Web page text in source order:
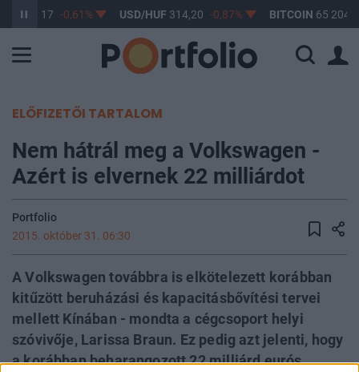
363,17 -0,61% USD/HUF 314,20 -0,87% BITCOIN 65
ELŐFIZETŐI TARTALOM
Nem hátrál meg a Volkswagen -
Azért is elvernek 22 milliárdot
Portfolio
2015. október 31. 06:30
A Volkswagen továbbra is elkötelezett korábban
kitűzött beruházási és kapacitásbővítési tervei
mellett Kínában - mondta a cégcsoport helyi
szóvivője, Larissa Braun. Ez pedig azt jelenti, hogy
a korábban beharangozott 22 milliárd eurós